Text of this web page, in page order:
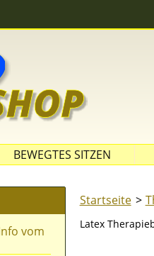
BEWEGTES SITZEN
Startseite
vom
Latex